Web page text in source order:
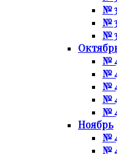
№
№
№
№
№
№
№
№
Ноябрь
№
№